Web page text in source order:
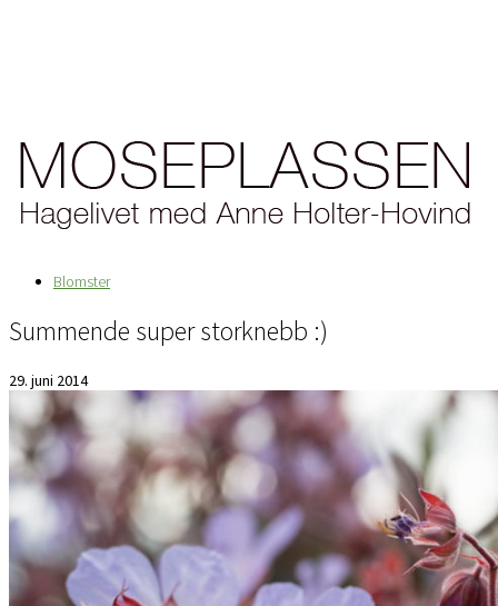
Blomster
Summende super storknebb :)
29. juni 2014